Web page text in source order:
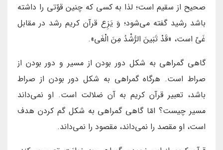
صحیح از سقیم است؛ لذا به کسی که چنین قوّتی را داشته
باشد رشید گفته می‌شود؛ وَ یَزِع قرآن کریم رشد در مقابل
غَیّ است، «قَدْ تَبَینَ الرُّشْدُ مِنَ الْغَی».
گاهی گمراهی به شکل دور بودن از مسیر و دور بودن از
صراط است. هرگاه گمراهی به شکل دور بودن از صراط
باشد، تعبیر قرآن کریم به آن ضلالت است. او نمی‌داند
مسیر چیست؟ امّا گاهی گمراهی به شکل گم کردن هدف
است، او مقصد را نمی‌داند، مقصود را نمی‌داند.